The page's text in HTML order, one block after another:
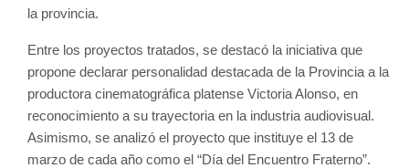
la provincia.
Entre los proyectos tratados, se destacó la iniciativa que
propone declarar personalidad destacada de la Provincia a la
productora cinematográfica platense Victoria Alonso, en
reconocimiento a su trayectoria en la industria audiovisual.
Asimismo, se analizó el proyecto que instituye el 13 de
marzo de cada año como el “Día del Encuentro Fraterno”.